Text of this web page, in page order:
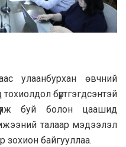
улаанбурхан өвчний
бүртгэгдсэнтэй
буй болон цаашид
талаар мэдээлэл
зохион байгууллаа.